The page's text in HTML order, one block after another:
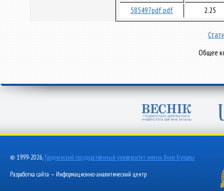
585497pdf.pdf
2.25
Общее
© 1999-2026, Гродненский государственный университет имени Янки Купалы
Разработка сайта — Информационно-аналитический центр